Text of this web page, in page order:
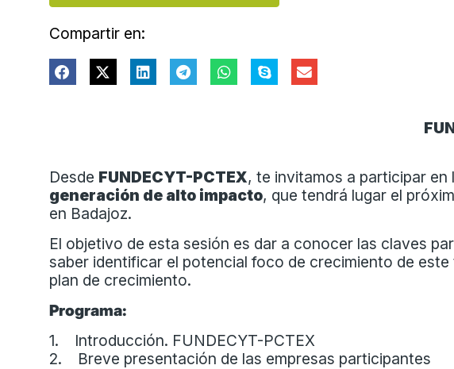
Compartir en:
Desde FUNDECYT-PCTEX, te invitamos a participar en
generación de alto impacto, que tendrá lugar el
en Badajoz.
El objetivo de esta sesión es dar a conocer las claves
saber identificar el potencial foco de crecimiento de
plan de crecimiento.
Programa:
1. Introducción. FUNDECYT-PCTEX
2. Breve presentación de las empresas participantes